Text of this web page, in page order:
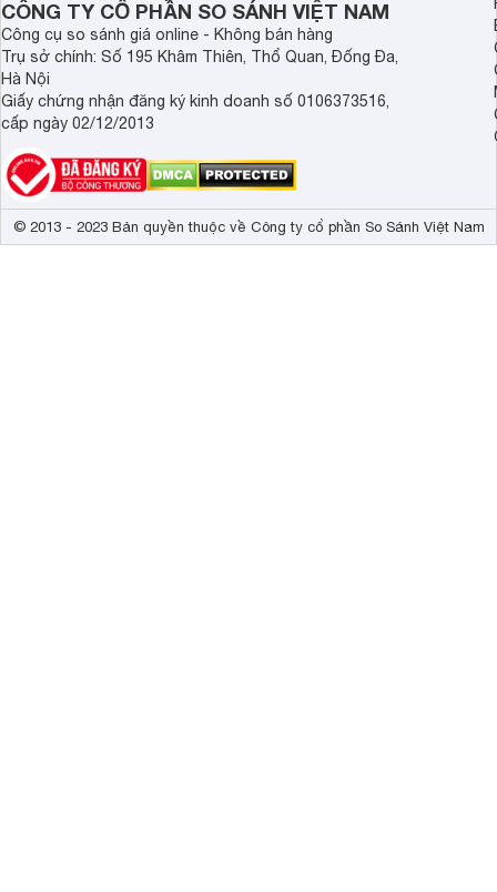
CÔNG TY CỔ PHẦN SO SÁNH VIỆT NAM
Công cụ so sánh giá online - Không bán hàng
Trụ sở chính: Số 195 Khâm Thiên, Thổ Quan, Đống Đa,
Hà Nội
Giấy chứng nhận đăng ký kinh doanh số 0106373516,
cấp ngày 02/12/2013
© 2013 - 2023 Bản quyền thuộc về Công ty cổ phần So Sánh Việt Nam